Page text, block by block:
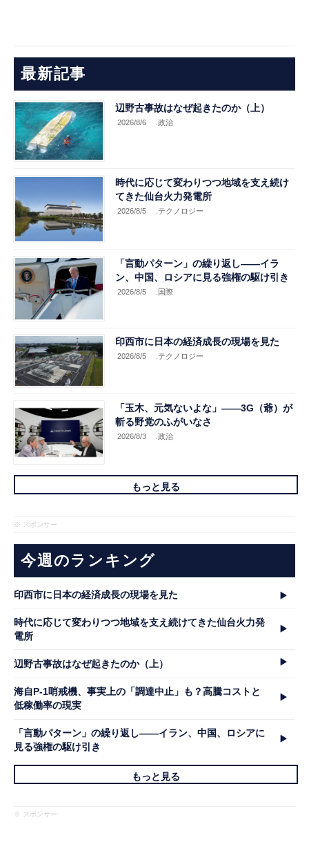
最新記事
辺野古事故はなぜ起きたのか（上）
2026/8/6 .政治
時代に応じて変わりつつ地域を支え続け
てきた仙台火力発電所
2026/8/5 .テクノロジー
「言動パターン」の繰り返し――イラ
ン、中国、ロシアに見る強権の駆け引き
2026/8/5 .国際
印西市に日本の経済成長の現場を見た
2026/8/5 .テクノロジー
「玉木、元気ないよな」――3G（爺）が
斬る野党のふがいなさ
2026/8/3 .政治
もっと見る
※ スポンサー
今週のランキング
印西市に日本の経済成長の現場を見た
時代に応じて変わりつつ地域を支え続けてきた仙台火力発
電所
辺野古事故はなぜ起きたのか（上）
海自P-1哨戒機、事実上の「調達中止」も？高騰コストと
低稼働率の現実
「言動パターン」の繰り返し――イラン、中国、ロシアに
見る強権の駆け引き
もっと見る
※ スポンサー